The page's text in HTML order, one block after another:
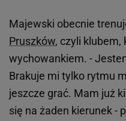
Majewski obecnie
Pruszków, czyli klubem,
wychowankiem. -
Brakuje mi tylko rytmu
jeszcze grać. Mam już
się na żaden kierunek -